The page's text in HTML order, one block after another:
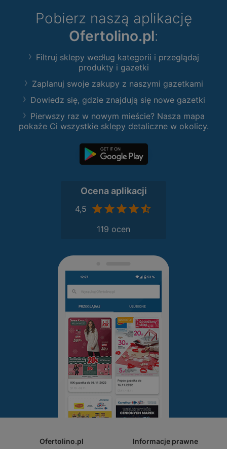
Pobierz naszą aplikację
Ofertolino.pl:
Filtruj sklepy według kategorii i przeglądaj
produkty i gazetki
Zaplanuj swoje zakupy z naszymi gazetkami
Dowiedz się, gdzie znajdują się nowe gazetki
Pierwszy raz w nowym mieście? Nasza mapa
pokaże Ci wszystkie sklepy detaliczne w okolicy.
Ocena aplikacji
4,5
119 ocen
Ofertolino.pl Informacje prawne